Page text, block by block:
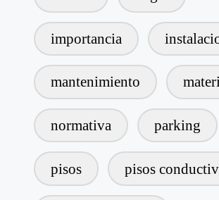
importancia
mantenimiento
normativa parking
pisos pisos